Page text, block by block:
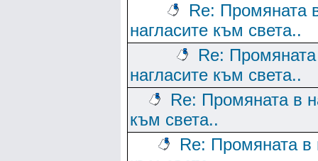
Re: Промяната
нагласите към света..
Re:
нагласите към света..
Re: Промяната в
към света..
Re: Промяната в